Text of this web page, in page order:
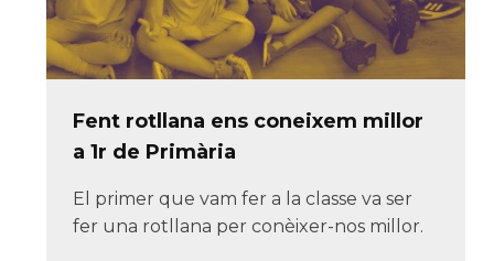
Fent rotllana ens coneixem millor
a 1r de Primària
El primer que vam fer a la classe va ser
fer una rotllana per conèixer-nos millor.